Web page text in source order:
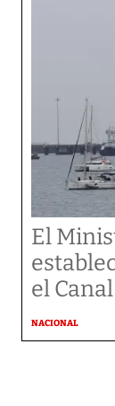
El
el
NACIONAL